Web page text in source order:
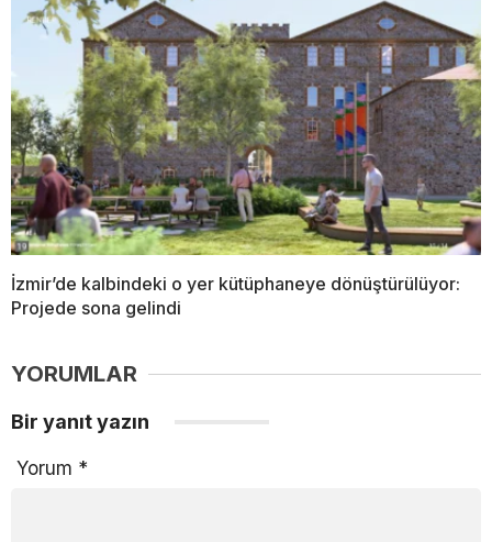
İzmir’de kalbindeki o yer kütüphaneye dönüştürülüyor:
Projede sona gelindi
YORUMLAR
Bir yanıt yazın
Yorum *